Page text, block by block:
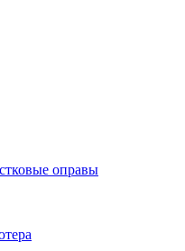
оправы